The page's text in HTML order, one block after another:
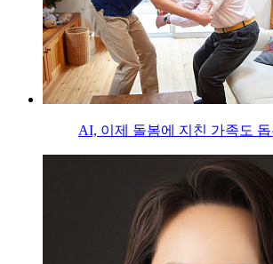
AI, 이제 돌봄에 지친 가족도